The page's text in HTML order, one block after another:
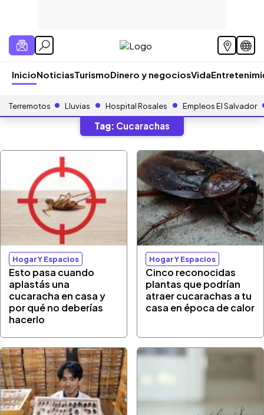
InicioNoticiasTurismoDinero y negociosVida
Terremotos Lluvias Hospital Rosales Empleos El Salvador
Tag: Cucarachas
Hogar Y Espacios
Esto pasa cuando
aplastás una
cucaracha en casa y
por qué no deberías
hacerlo
Hogar Y Espacios
Cinco reconocidas
plantas que podrían
atraer cucarachas a tu
casa en época de calor